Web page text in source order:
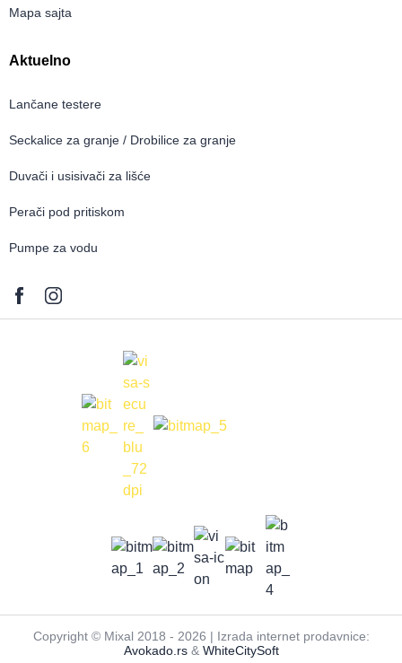
Mapa sajta
Aktuelno
Lančane testere
Seckalice za granje / Drobilice za granje
Duvači i usisivači za lišće
Perači pod pritiskom
Pumpe za vodu
Copyright © Mixal 2018 - 2026 | Izrada internet prodavnice:
Avokado.rs& WhiteCitySoft